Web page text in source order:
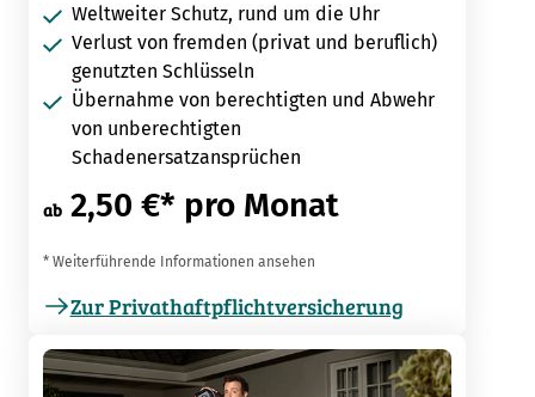
Weltweiter Schutz, rund um die Uhr
Verlust von fremden (privat und beruflich)
genutzten Schlüsseln
Übernahme von berechtigten und Abwehr
von unberechtigten
Schadenersatzansprüchen
ab 2,50 €* pro Monat
* Weiterführende Informationen ansehen
Zur Privathaftpflichtversicherung